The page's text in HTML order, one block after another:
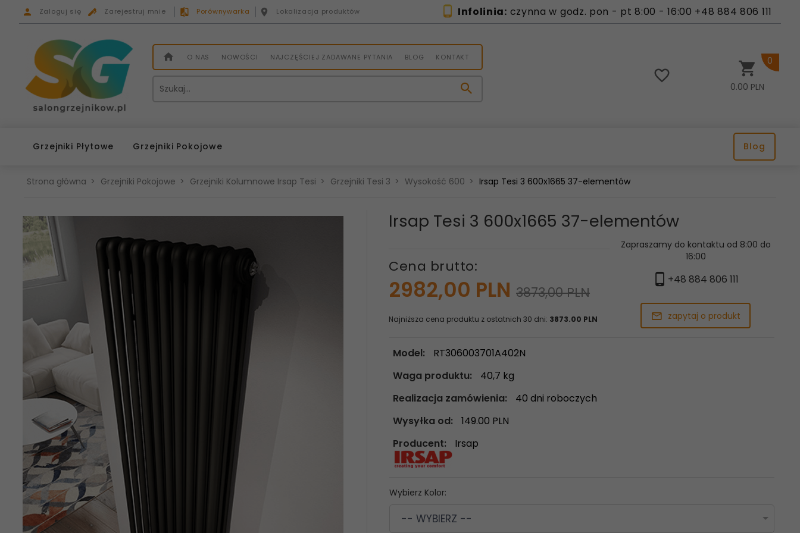
Zaloguj się Zarejestruj mnie Porównywarka Lokalizacja produktów Infolinia: czynna w godz. pon - pt 8:00 - 16:00 +48 884 806 111
O NAS NOWOŚCI NAJCZĘŚCIEJ ZADAWANE PYTANIA BLOG KONTAKT
0.00 PLN
0
Grzejniki Płytowe Grzejniki Pokojowe Blog
Strona główna Grzejniki Pokojowe Grzejniki Kolumnowe Irsap Tesi Grzejniki Tesi 3 Wysokość 600 Irsap Tesi 3 600x1665 37-elementów
Irsap Tesi 3 600x1665 37-elementów
Cena brutto:
2982,00 PLN 3873,00 PLN
Najniższa cena produktu z ostatnich 30 dni: 3873.00 PLN
Zapraszamy do kontaktu od 8:00 do
16:00
+48 884 806 111
zapytaj o produkt
Model:
RT306003701A402N
Waga produktu:
40,7 kg
Realizacja zamówienia:
40 dni roboczych
Wysyłka od:
149.00 PLN
Producent:
Irsap
Wybierz Kolor:
-- WYBIERZ --